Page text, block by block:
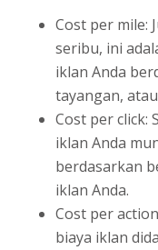
Cost per mile:
seribu, ini
iklan Anda
tayangan,
Cost per click:
iklan Anda
berdasarkan
iklan Anda.
Cost per
biaya iklan